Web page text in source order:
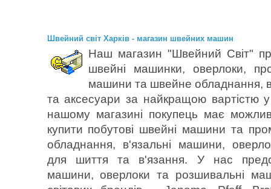
Швейний світ Харків - магазин швейних машин
Наш магазин "Швейний Світ"
швейні машинки, оверлоки,
машини та швейне обладнання,
та аксесуари за найкращою вартістю у
нашому магазині покупець має
купити побутові швейні машини та
обладнання, в'язальні машини,
для шиття та в'язання. У нас
машини, оверлоки та розшивальні